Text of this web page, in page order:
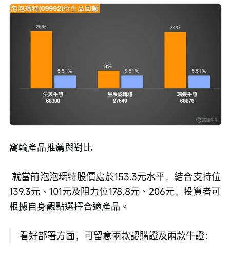
窩輪產品推薦與對比
139.3元、101元及阻力位178.8元、206元，投資者可
根據自身觀點選擇合適產品。
看好部署方面，可留意兩款認購證及兩款牛證：